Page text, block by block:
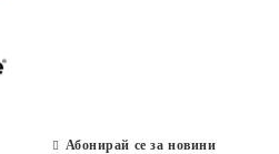
Абонирай се за новини